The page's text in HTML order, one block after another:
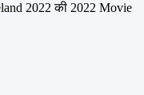
2022 की 2022 Movie